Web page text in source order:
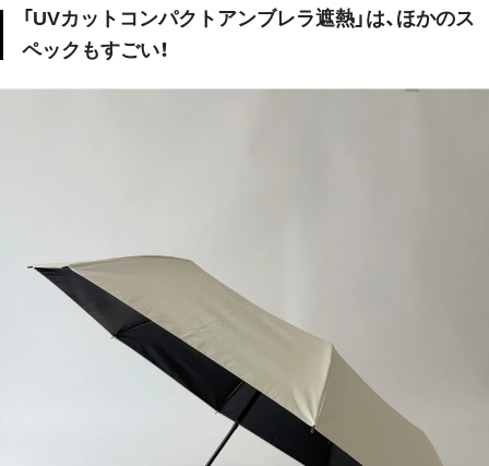
「UVカットコンパクトアンブレラ遮熱」は、ほかのス
ペックもすごい！